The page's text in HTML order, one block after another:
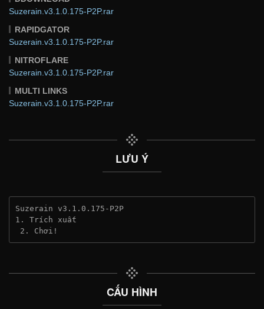
Suzerain.v3.1.0.175-P2P.rar
RAPIDGATOR
Suzerain.v3.1.0.175-P2P.rar
NITROFLARE
Suzerain.v3.1.0.175-P2P.rar
MULTI LINKS
Suzerain.v3.1.0.175-P2P.rar
LƯU Ý
Suzerain v3.1.0.175-P2P
1. Trích xuất
2. Chơi!
CẤU HÌNH